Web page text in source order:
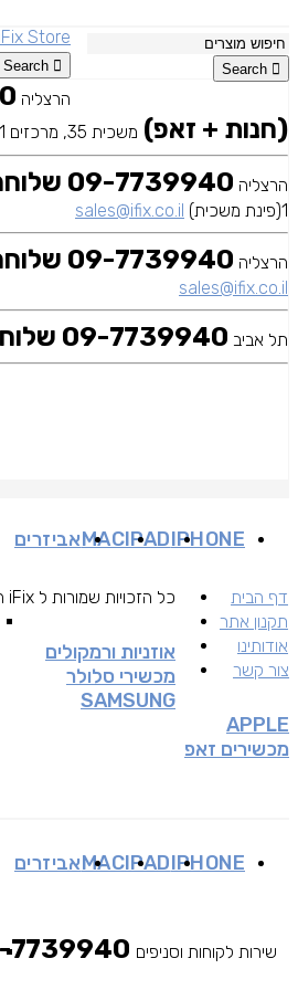
Search
IPHONE
IPAD
MACאביזרים
דף הבית
תקנון אתר
אודותינו
צור קשר
כל הזכויות שמורות ל iFix החל משנת 2020
IPHONE
IPAD
MACאביזרים
Search
שירות לקוחות וסניפים
הרצליה
(חנות + זאפ) משכית 35, מרכזים 2001 (כניסה D)
הרצליה 09-7739940 שלוחה 1 (מעבדה ראשית)
1(פינת משכית)
sales@ifix.co.il
הרצליה 09-7739940 שלוחה 3
sales@ifix.co.il
תל אביב 09-7739940 שלוחה 4
אוזניות ורמקולים
מכשירי סלולר
SAMSUNG
APPLE
מכשירים זאפ